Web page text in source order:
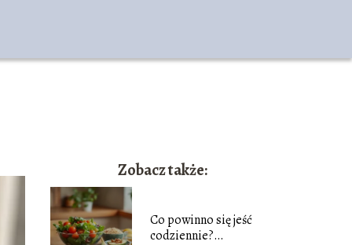
Zobacz także:
Co powinno się jeść
codziennie?